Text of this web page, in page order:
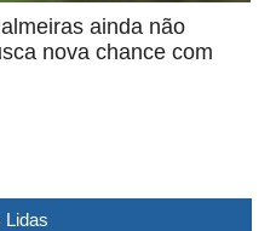
ainda não
nova chance com
Lidas